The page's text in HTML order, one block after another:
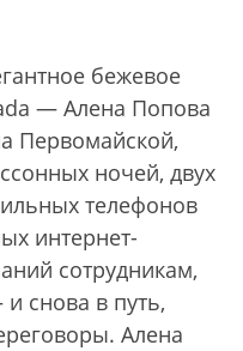
бежевое
— Алена Попова
Первомайской,
ночей, двух
телефонов
интернет-
сотрудникам,
снова в путь,
Алена